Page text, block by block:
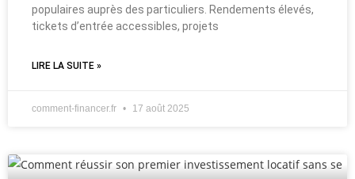
populaires auprès des particuliers. Rendements élevés,
tickets d’entrée accessibles, projets
LIRE LA SUITE »
comment-financer.fr 17 août 2025